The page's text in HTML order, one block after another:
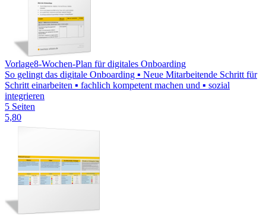
Vorlage8-Wochen-Plan für digitales Onboarding
So gelingt das digitale Onboarding ▪ Neue Mitarbeitende Schritt für
Schritt einarbeiten ▪ fachlich kompetent machen und ▪ sozial
integrieren
5 Seiten
5,80